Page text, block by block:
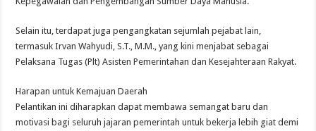
Selain itu, terdapat juga pengangkatan sejumlah pejabat lain,
termasuk Irvan Wahyudi, S.T., M.M., yang kini menjabat sebagai
Pelaksana Tugas (Plt) Asisten Pemerintahan dan Kesejahteraan Rakyat.
Harapan untuk Kemajuan Daerah
Pelantikan ini diharapkan dapat membawa semangat baru dan
motivasi bagi seluruh jajaran pemerintah untuk bekerja lebih giat demi